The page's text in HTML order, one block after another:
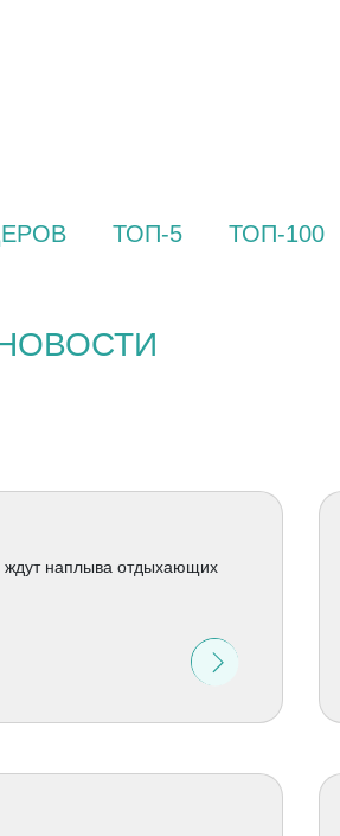
ТОП-5 ТОП-100
ждут наплыва отдыхающих